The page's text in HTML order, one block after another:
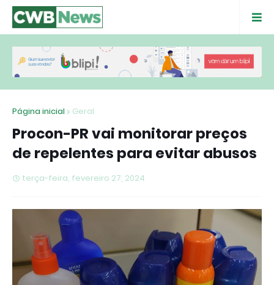
Página inicial Geral
Procon-PR vai monitorar preços
de repelentes para evitar abusos
terça-feira, fevereiro 27, 2024